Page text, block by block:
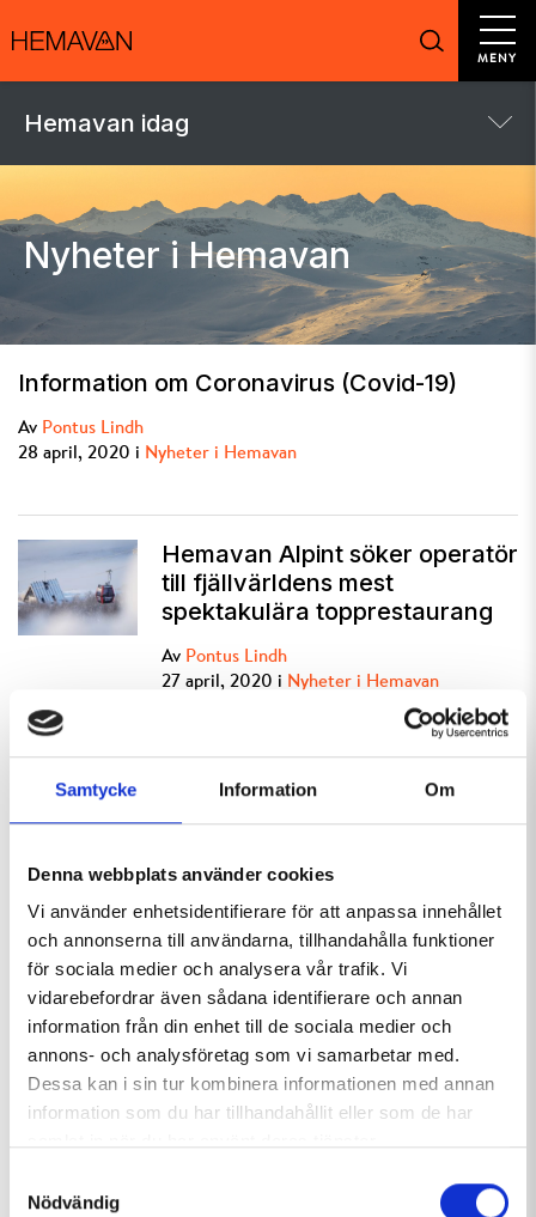
Samtycke Information Om
Denna webbplats använder cookies
Vi använder enhetsidentifierare för att anpassa innehållet
och annonserna till användarna, tillhandahålla funktioner
för sociala medier och analysera vår trafik. Vi
vidarebefordrar även sådana identifierare och annan
information från din enhet till de sociala medier och
annons- och analysföretag som vi samarbetar med.
Dessa kan i sin tur kombinera informationen med annan
information som du har tillhandahållit eller som de har
Nödvändig
MENY
Hemavan idag
Nyheter i Hemavan
Information om Coronavirus (Covid-19)
Av Pontus Lindh
28 april, 2020 i Nyheter i Hemavan
Hemavan Alpint söker operatör
till fjällvärldens mest
spektakulära topprestaurang
Av Pontus Lindh
27 april, 2020 i Nyheter i Hemavan
Gränshandelsmarknaden i
24 april, 2020 iNyheter i Hemavan
Hemavan Alpint håller sin
sommarverksamhet stängd
AvPontus Lindh
24 april, 2020 iNyheter i Hemavan
Bästa tänkbara start på 2020